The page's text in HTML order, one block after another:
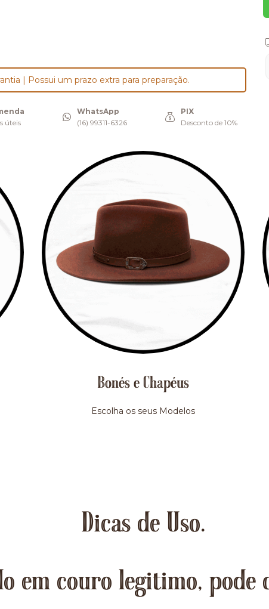
| Possui um prazo extra para preparação.
úteis
WhatsApp
(16) 99311-6326
PIX
Desconto de 10%
Bonés e Chapéus
Escolha os seus Modelos
Dicas de Uso.
em couro legitimo, pode